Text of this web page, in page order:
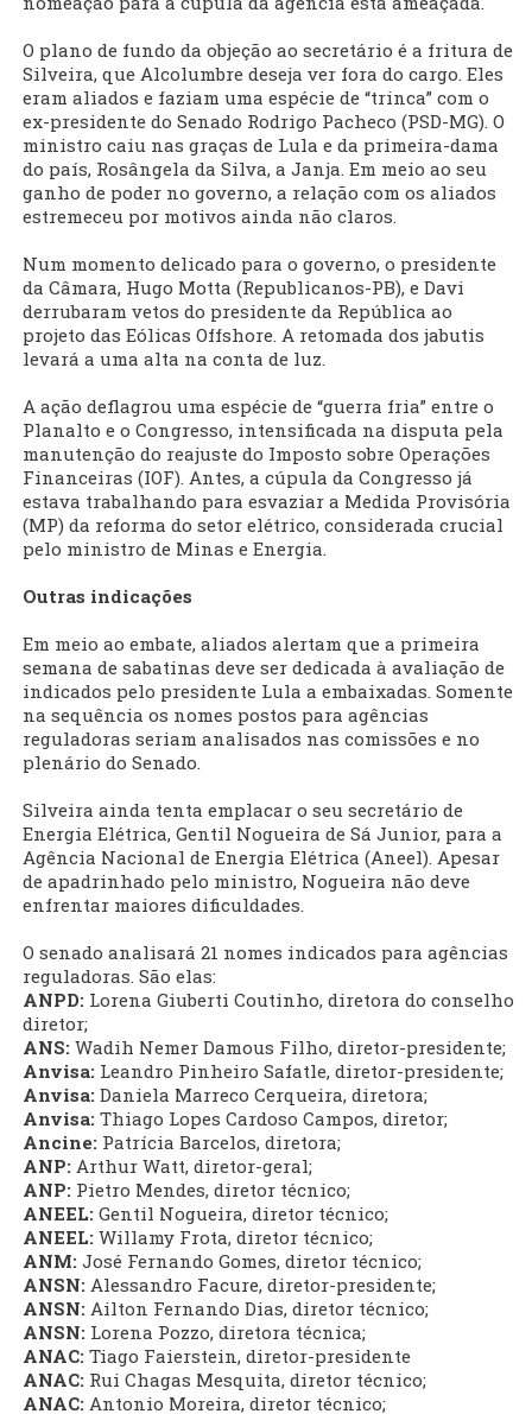
O plano de fundo da objeção ao secretário é a fritura de
Silveira, que Alcolumbre deseja ver fora do cargo. Eles
eram aliados e faziam uma espécie de “trinca” com o
ex-presidente do Senado Rodrigo Pacheco (PSD-MG). O
ministro caiu nas graças de Lula e da primeira-dama
do país, Rosângela da Silva, a Janja. Em meio ao seu
ganho de poder no governo, a relação com os aliados
estremeceu por motivos ainda não claros.
Num momento delicado para o governo, o presidente
da Câmara, Hugo Motta (Republicanos-PB), e Davi
derrubaram vetos do presidente da República ao
projeto das Eólicas Offshore. A retomada dos jabutis
levará a uma alta na conta de luz.
A ação deflagrou uma espécie de “guerra fria” entre o
Planalto e o Congresso, intensificada na disputa pela
manutenção do reajuste do Imposto sobre Operações
Financeiras (IOF). Antes, a cúpula da Congresso já
estava trabalhando para esvaziar a Medida Provisória
(MP) da reforma do setor elétrico, considerada crucial
pelo ministro de Minas e Energia.
Outras indicações
Em meio ao embate, aliados alertam que a primeira
semana de sabatinas deve ser dedicada à avaliação de
indicados pelo presidente Lula a embaixadas. Somente
na sequência os nomes postos para agências
reguladoras seriam analisados nas comissões e no
plenário do Senado.
Silveira ainda tenta emplacar o seu secretário de
Energia Elétrica, Gentil Nogueira de Sá Junior, para a
Agência Nacional de Energia Elétrica (Aneel). Apesar
de apadrinhado pelo ministro, Nogueira não deve
enfrentar maiores dificuldades.
O senado analisará 21 nomes indicados para agências
reguladoras. São elas:
ANPD: Lorena Giuberti Coutinho, diretora do conselho
diretor;
ANS: Wadih Nemer Damous Filho, diretor-presidente;
Anvisa: Leandro Pinheiro Safatle, diretor-presidente;
Anvisa: Daniela Marreco Cerqueira, diretora;
Anvisa: Thiago Lopes Cardoso Campos, diretor;
Ancine: Patrícia Barcelos, diretora;
ANP: Arthur Watt, diretor-geral;
ANP: Pietro Mendes, diretor técnico;
ANEEL: Gentil Nogueira, diretor técnico;
ANEEL: Willamy Frota, diretor técnico;
ANM: José Fernando Gomes, diretor técnico;
ANSN: Alessandro Facure, diretor-presidente;
ANSN: Ailton Fernando Dias, diretor técnico;
ANSN: Lorena Pozzo, diretora técnica;
ANAC: Tiago Faierstein, diretor-presidente
ANAC: Rui Chagas Mesquita, diretor técnico;
ANAC: Antonio Moreira, diretor técnico;